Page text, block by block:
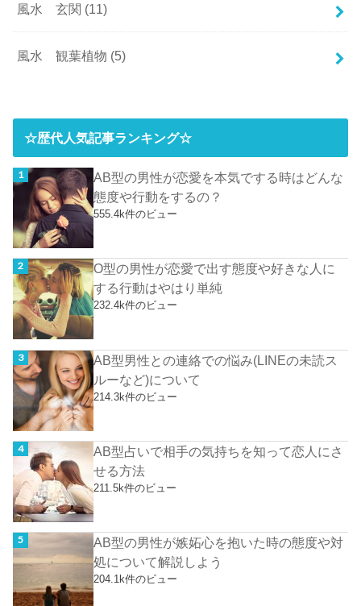
風水 玄関 (11)
風水 観葉植物 (5)
☆歴代人気記事ランキング☆
AB型の男性が恋愛を本気でする時はどんな
態度や行動をするの？
555.4k件のビュー
O型の男性が恋愛で出す態度や好きな人に
する行動はやはり単純
232.4k件のビュー
AB型男性との連絡での悩み(LINEの未読ス
ルーなど)について
214.3k件のビュー
AB型占いで相手の気持ちを知って恋人にさ
せる方法
211.5k件のビュー
AB型の男性が嫉妬心を抱いた時の態度や対
処について解説しよう
204.1k件のビュー